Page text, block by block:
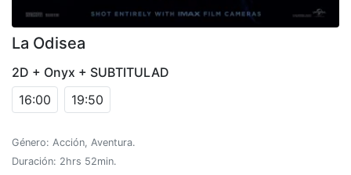
La Odisea
2D + Onyx + SUBTITULAD
16:00
19:50
Género: Acción, Aventura.
Duración: 2hrs 52min.